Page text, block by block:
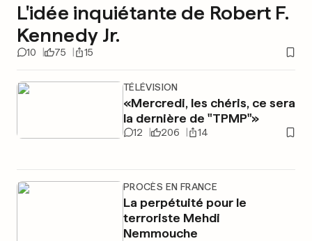
L'idée inquiétante de Robert F.
Kennedy Jr.
10 75 15
TÉLÉVISION
«Mercredi, les chéris, ce sera
la dernière de "TPMP"»
12 206 14
PROCÈS EN FRANCE
La perpétuité pour le
terroriste Mehdi
Nemmouche